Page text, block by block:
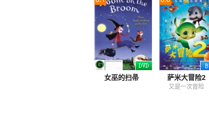
女巫的扫帚 萨米大冒险2
又是一次冒险